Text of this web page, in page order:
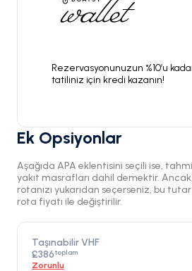
Rezervasyonunuzun %10’u
tatiliniz için kredi kazanın!
Ek Opsiyonlar
Aşağıda APA eklentisini seçili ise,
yakıt masrafları dahil demektir. Ancak,
rotanızı yukarıdan seçerseniz, bu tutar
rota fiyatı ile değiştirilir.
Taşınabilir VHF
£386toplam
Zorunlu